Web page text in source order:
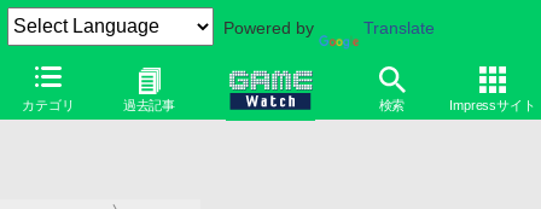
Powered by Translate
カテゴリ 過去記事 検索 Impressサイト